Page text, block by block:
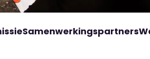
Samenwerkingspartners